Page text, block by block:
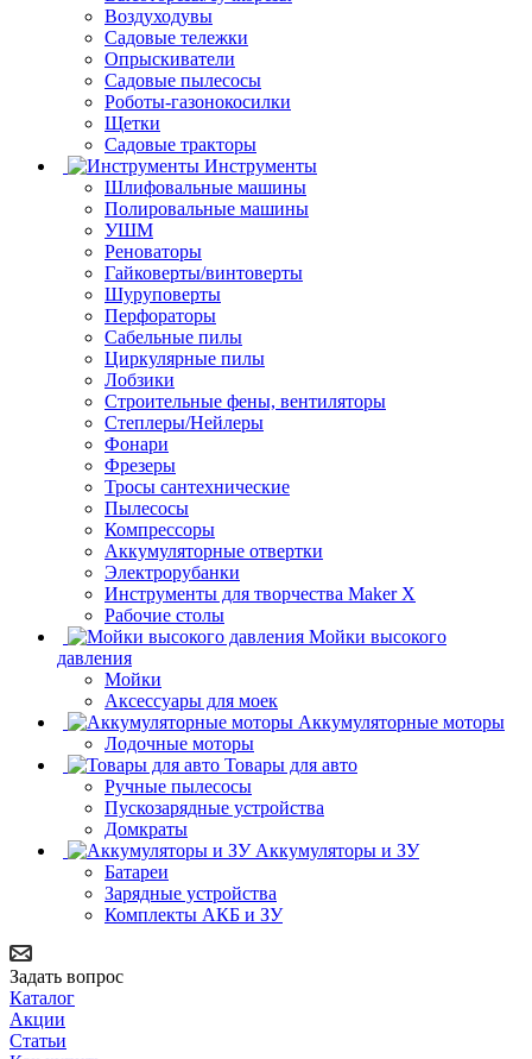
Воздуходувы
Садовые тележки
Опрыскиватели
Садовые пылесосы
Роботы-газонокосилки
Щетки
Садовые тракторы
Инструменты
Шлифовальные машины
Полировальные машины
УШМ
Реноваторы
Гайковерты/винтоверты
Шуруповерты
Перфораторы
Сабельные пилы
Циркулярные пилы
Лобзики
Строительные фены, вентиляторы
Степлеры/Нейлеры
Фонари
Фрезеры
Тросы сантехнические
Пылесосы
Компрессоры
Аккумуляторные отвертки
Электрорубанки
Инструменты для творчества Maker X
Рабочие столы
Мойки высокого
давления
Мойки
Аксессуары для моек
Аккумуляторные моторы
Лодочные моторы
Товары для авто
Ручные пылесосы
Пускозарядные устройства
Домкраты
Аккумуляторы и ЗУ
Батареи
Зарядные устройства
Комплекты АКБ и ЗУ
Задать вопрос
Каталог
Акции
Статьи